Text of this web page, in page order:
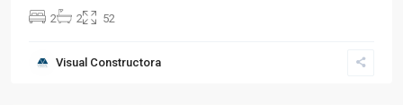
2 2 52
Visual Constructora